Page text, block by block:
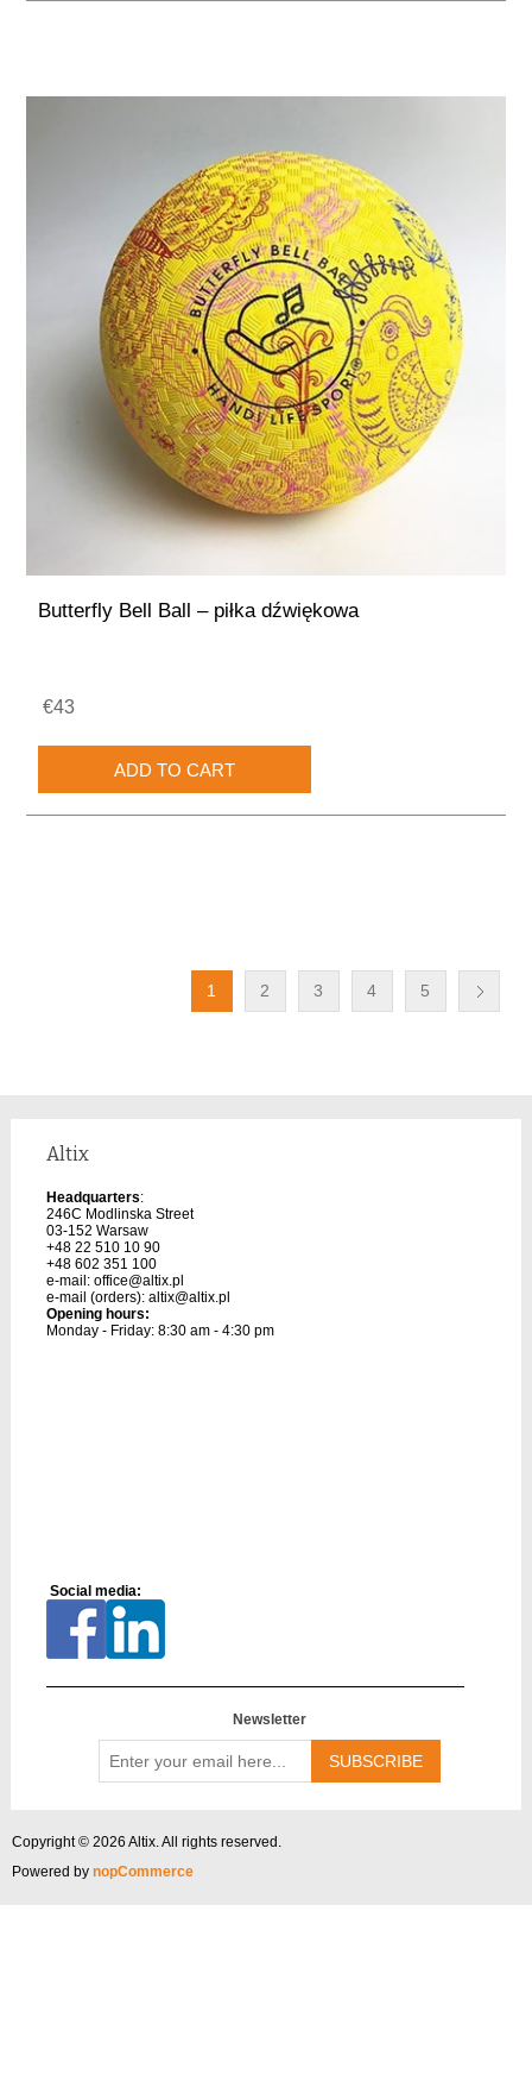
Butterfly Bell Ball – piłka dźwiękowa
€43
1 2 3 4 5
Altix
Headquarters:
246C Modlinska Street
03-152 Warsaw
+48 22 510 10 90
+48 602 351 100
e-mail: office@altix.pl
e-mail (orders): altix@altix.pl
Opening hours:
Monday - Friday: 8:30 am - 4:30 pm
Social media:
Newsletter
your
email
Copyright © 2026 Altix. All rights reserved.
Powered by nopCommerce